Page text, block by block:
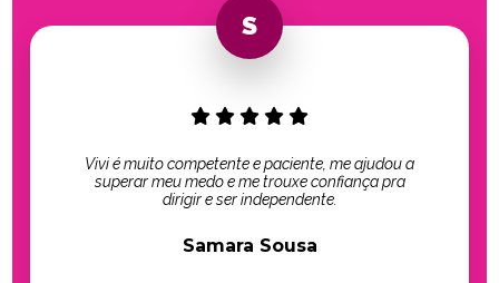
Vivi é muito competente e paciente, me ajudou a
superar meu medo e me trouxe confiança pra
dirigir e ser independente.
Samara Sousa